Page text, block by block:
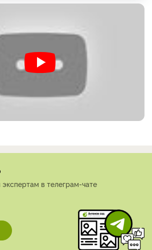
в телеграм-чате